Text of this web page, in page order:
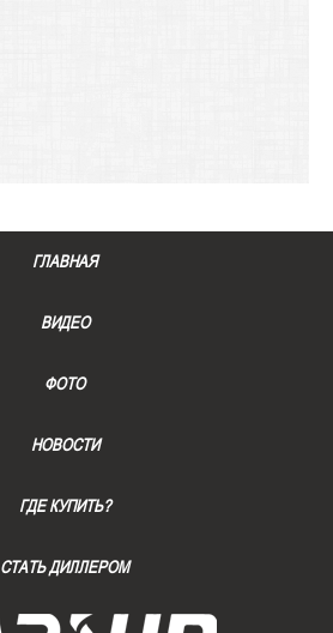
ГЛАВНАЯ
ВИДЕО
ФОТО
НОВОСТИ
ГДЕ КУПИТЬ?
СТАТЬ ДИЛЛЕРОМ